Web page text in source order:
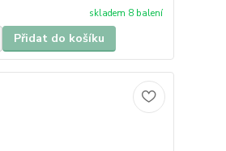
skladem 8 balení
Přidat do košíku